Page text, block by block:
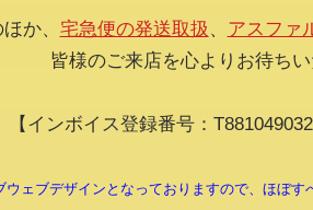
か、 宅急便の発送取扱 、 アスファ
皆様のご来店を心よりお待ちい
【インボイス登録番号：
ェブデザインとなっておりますので、ほぼ